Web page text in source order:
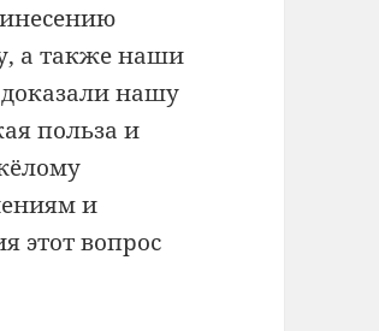
а также наши
нашу
польза и
и
этот вопрос